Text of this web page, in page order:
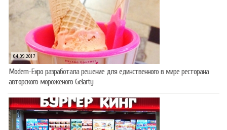
04.09.2017
Modern-Expo разработала решение для единственного в мире ресторана
авторского мороженого Gelarty